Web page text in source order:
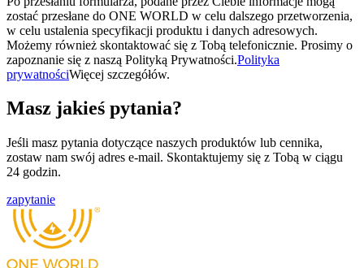
zostać przesłane do ONE WORLD w celu dalszego przetworzenia,
w celu ustalenia specyfikacji produktu i danych adresowych.
Możemy również skontaktować się z Tobą telefonicznie. Prosimy o
zapoznanie się z naszą Polityką Prywatności.Polityka
prywatnościWięcej szczegółów.
Masz jakieś pytania?
Jeśli masz pytania dotyczące naszych produktów lub cennika,
zostaw nam swój adres e-mail. Skontaktujemy się z Tobą w ciągu
24 godzin.
zapytanie